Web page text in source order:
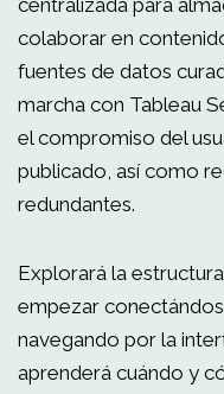
centralizada para
colaborar en
fuentes de datos
marcha con Tableau
el compromiso del
publicado, así como
redundantes.
Explorará la
empezar
navegando por la
aprenderá cuándo y